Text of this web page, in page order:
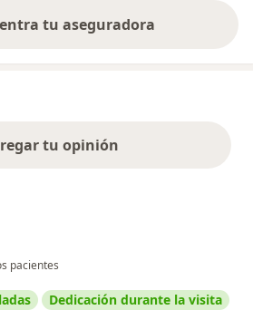
tu aseguradora
tu opinión
pacientes
Dedicación durante la visita